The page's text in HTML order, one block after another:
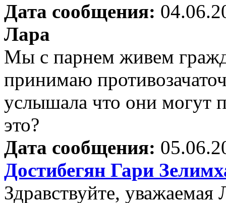
Дата сообщения:
Лара
Мы с парнем живем
принимаю
услышала что они могут
это?
Дата сообщения:
Достибегян Гари
Здравствуйте, уважаемая